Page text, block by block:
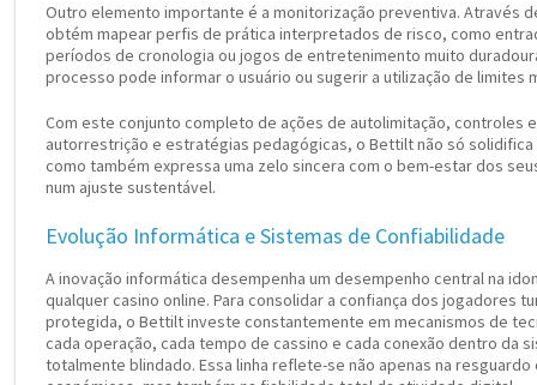
Outro elemento importante é a monitorização preventiva. Através
obtém mapear perfis de prática interpretados de risco, como
períodos de cronologia ou jogos de entretenimento muito
processo pode informar o usuário ou sugerir a utilização de limites
Com este conjunto completo de ações de autolimitação, controles
autorrestrição e estratégias pedagógicas, o Bettilt não só
como também expressa uma zelo sincera com o bem-estar dos
num ajuste sustentável.
Evolução Informática e Sistemas de Confiabilidade
A inovação informática desempenha um desempenho central na
qualquer casino online. Para consolidar a confiança dos jogadores
protegida, o Bettilt investe constantemente em mecanismos de
cada operação, cada tempo de cassino e cada conexão dentro da
totalmente blindado. Essa linha reflete-se não apenas na